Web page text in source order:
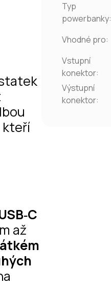
kteří
až
Typ
powerbanky:
Vhodné pro:
Vstupní
konektor:
Výstupní
konektor: